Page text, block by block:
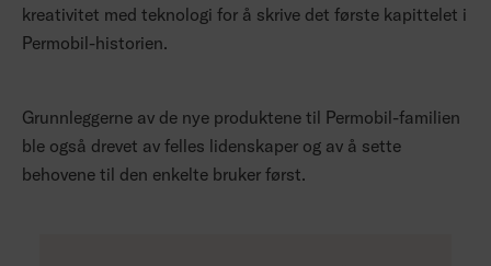
kreativitet med teknologi for å skrive det første kapittelet i
Permobil-historien.
Grunnleggerne av de nye produktene til Permobil-familien
ble også drevet av felles lidenskaper og av å sette
behovene til den enkelte bruker først.